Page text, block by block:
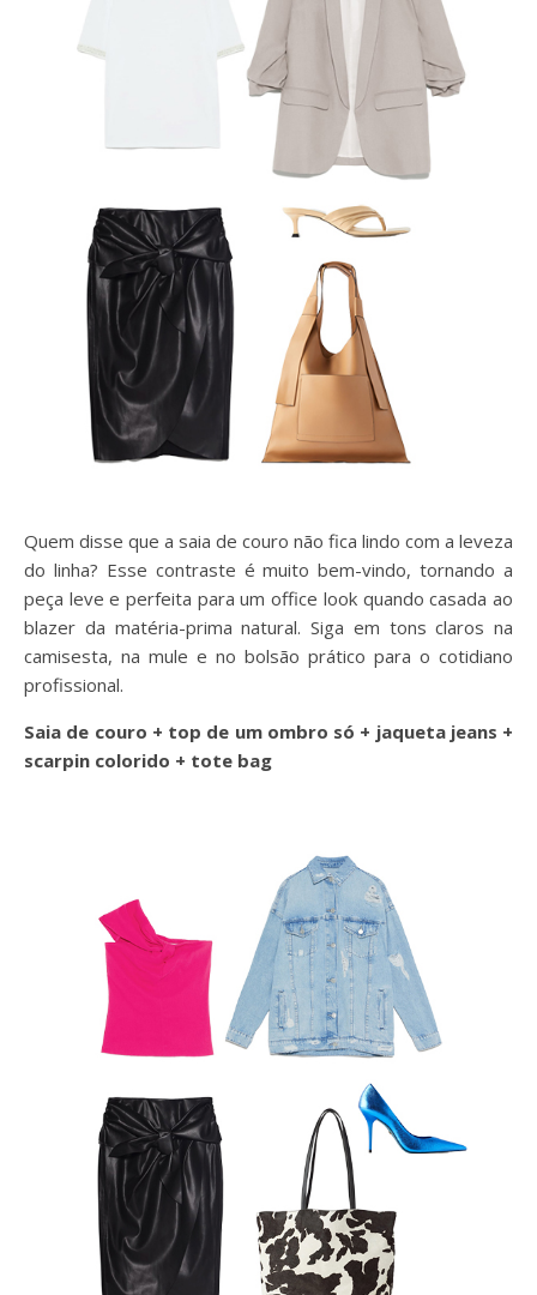
Quem disse que a saia de couro não fica lindo com a leveza
do linha? Esse contraste é muito bem-vindo, tornando a
peça leve e perfeita para um office look quando casada ao
blazer da matéria-prima natural. Siga em tons claros na
camisesta, na mule e no bolsão prático para o cotidiano
profissional.
Saia de couro + top de um ombro só + jaqueta jeans +
scarpin colorido + tote bag